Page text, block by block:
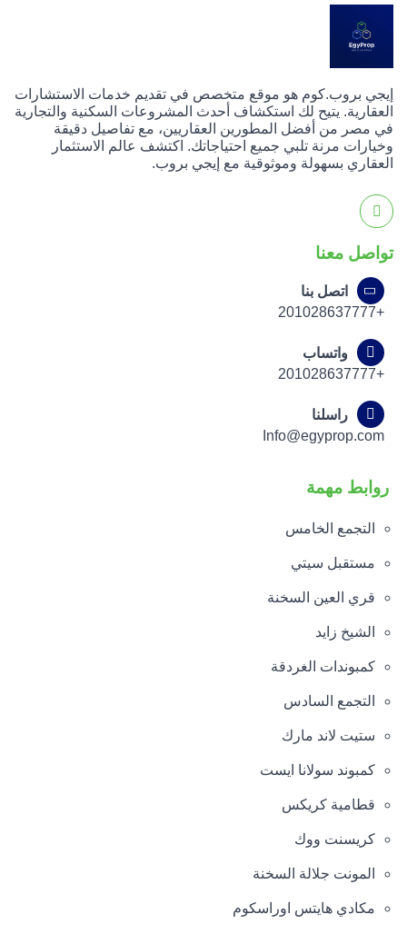
إيجي بروب.كوم هو موقع متخصص في تقديم خدمات الاستشارات
العقارية. يتيح لك استكشاف أحدث المشروعات السكنية والتجارية
في مصر من أفضل المطورين العقاريين، مع تفاصيل دقيقة
وخيارات مرنة تلبي جميع احتياجاتك. اكتشف عالم الاستثمار
العقاري بسهولة وموثوقية مع إيجي بروب.
تواصل معنا
اتصل بنا
+201028637777
واتساب
+201028637777
راسلنا
Info@egyprop.com
روابط مهمة
التجمع الخامس
مستقبل سيتي
قري العين السخنة
الشيخ زايد
كمبوندات الغردقة
التجمع السادس
ستيت لاند مارك
كمبوند سولانا ايست
قطامية كريكس
كريسنت ووك
المونت جلالة السخنة
مكادي هايتس اوراسكوم